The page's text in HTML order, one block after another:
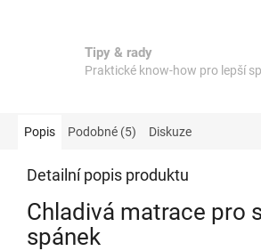
Tipy & rady
Praktické know-how pro lepší
Popis Podobné (5) Diskuze
Detailní popis produktu
Chladivá matrace pro
spánek